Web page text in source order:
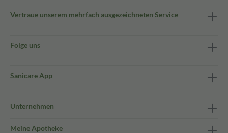
Vertraue unserem mehrfach ausgezeichneten Service
Folge uns
Sanicare App
Unternehmen
Meine Apotheke